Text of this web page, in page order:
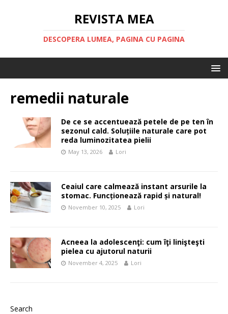
REVISTA MEA
DESCOPERA LUMEA, PAGINA CU PAGINA
remedii naturale
De ce se accentuează petele de pe ten în
sezonul cald. Soluțiile naturale care pot
reda luminozitatea pielii
May 13, 2026 Lori
Ceaiul care calmează instant arsurile la
stomac. Funcționează rapid și natural!
November 10, 2025 Lori
Acneea la adolescenţi: cum îţi linişteşti
pielea cu ajutorul naturii
November 4, 2025 Lori
Search